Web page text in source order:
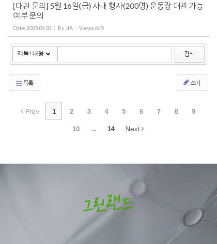
[대관 문의] 5월 16일(금) 사내 행사(200명) 운동장 대관 가능
여부 문의
Date 2025.04.03 By JIA Views 645
검색
목록 쓰기
Prev 1 2 3 4 5 6 7 8 9
10 ... 14 Next